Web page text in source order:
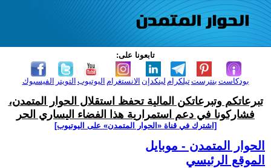
تابعونا على:
الفيسبوك التويتر اليوتيوب الانستغرام لينكدإن تيلكرامبنترست بودكاست
تبرعاتكم وتبرعاتكن المالية تحفظ استقلال الحوار المتمدن،
فشاركونا في دعم استمرارية هذا الفضاء اليساري الحر
[اشترك في قناة ‫«الحوار المتمدن» على اليوتيوب]
الحوار المتمدن - موبايل
الموقع الرئيسي